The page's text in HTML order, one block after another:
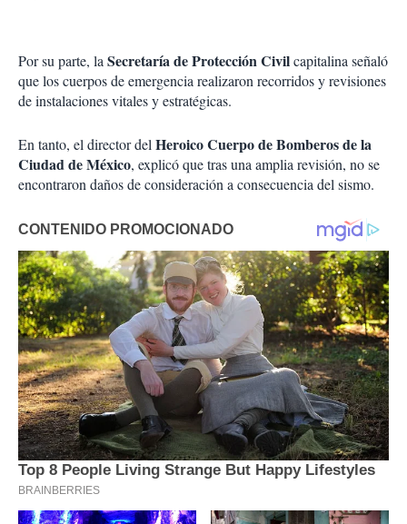
Por su parte, la Secretaría de Protección Civilcapitalina señaló
que los cuerpos de emergencia realizaron recorridos y revisiones
de instalaciones vitales y estratégicas.
En tanto, el director del Heroico Cuerpo de Bomberos de la
Ciudad de México, explicó que tras una amplia revisión, no se
encontraron daños de consideración a consecuencia del sismo.